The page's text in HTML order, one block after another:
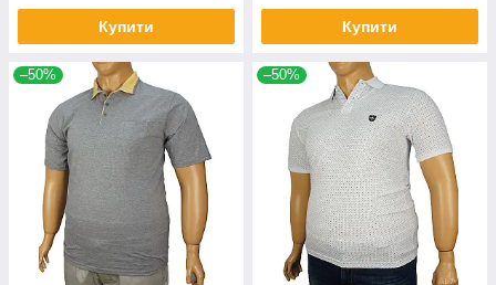
Купити Купити
–50% –50%